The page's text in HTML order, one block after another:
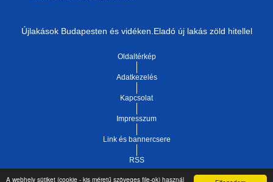
A webhely sütiket (cookie - kis méretű szöveges file-ok) használ
Újlakások Budapesten és vidéken.Eladó új lakás zöld hitellel
Oldaltérkép
Adatkezelés
Kapcsolat
Impresszum
Link és bannercsere
RSS